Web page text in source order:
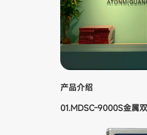
产品介绍
01.MDSC-9000S金属